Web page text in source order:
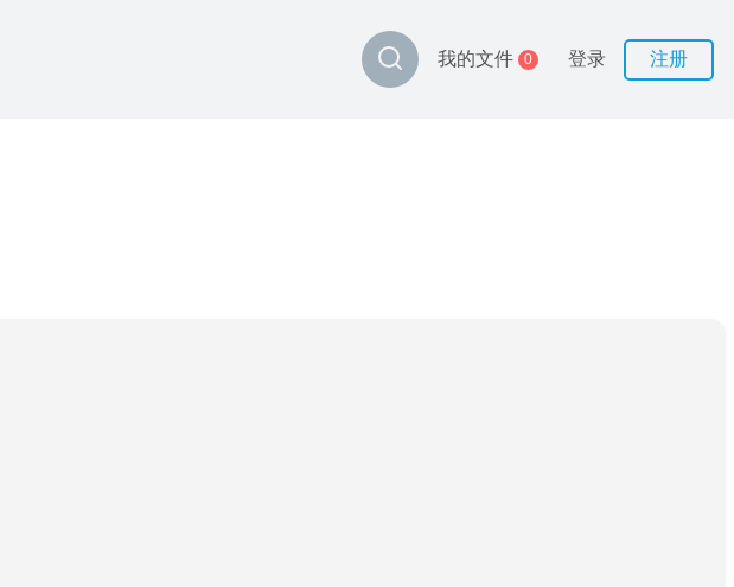
我的文件 0 登录 注册